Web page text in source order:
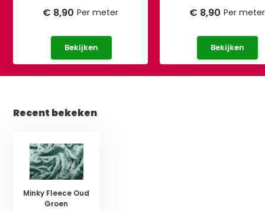
€ 8,90 Per meter
Bekijken
€ 8,90 Per meter
Bekijken
Recent bekeken
Minky Fleece Oud
Groen